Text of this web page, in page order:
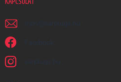
irjon @ earplugs.hu
Facebook
earplugs.hu